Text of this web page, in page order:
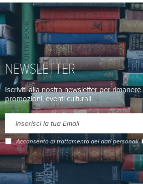
NEWSLETTER
Iscriviti alla nostra newsletter per
promozioni, eventi culturali.
Acconsento al trattamento dei dati personali.